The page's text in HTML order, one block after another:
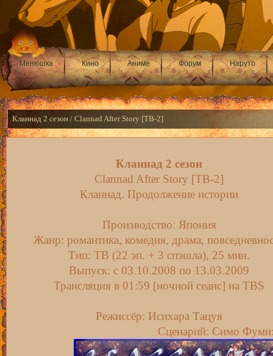
Менюшка Кино Аниме Форум Наруто
Кланнад 2 сезон / Clannad After Story [ТВ-2]
Кланнад 2 сезон
Clannad After Story [ТВ-2]
Кланнад. Продолжение истории
Производство: Япония
Жанр: романтика, комедия, драма,
Тип: ТВ (22 эп. + 3 спэшла), 25 мин.
Выпуск: c 03.10.2008 по 13.03.2009
Трансляция в 01:59 [ночной сеанс] на TBS
Режиссёр: Исихара Тацуя
Сценарий: Симо